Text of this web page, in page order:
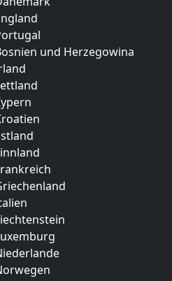
und Herzegowina